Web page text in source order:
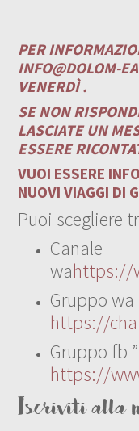
PER
INFO@DOLOM-
VENERDÌ .
SE NON
LASCIATE UN
ESSERE
VUOI ESSERE
NUOVI VIAGGI DI
Puoi scegliere
Canale
wahttps://
Gruppo wa
https://
Gruppo fb
https://
Iscriviti alla